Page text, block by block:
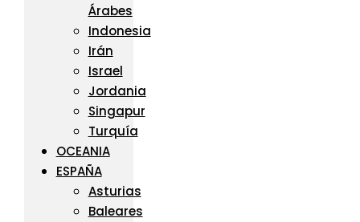
Árabes
Indonesia
Irán
Israel
Jordania
Singapur
Turquía
OCEANIA
ESPAÑA
Asturias
Baleares